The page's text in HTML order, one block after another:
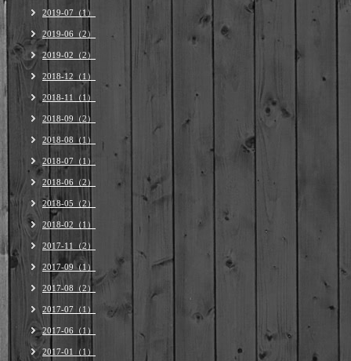
2019-07（1）
2019-06（2）
2019-02（2）
2018-12（1）
2018-11（1）
2018-09（2）
2018-08（1）
2018-07（1）
2018-06（2）
2018-05（2）
2018-02（1）
2017-11（2）
2017-09（1）
2017-08（2）
2017-07（1）
2017-06（1）
2017-01（1）